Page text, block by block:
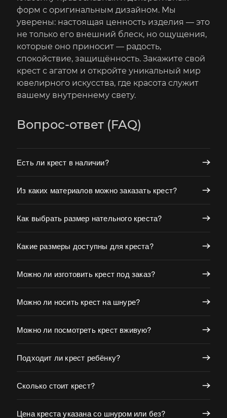
форм с оригинальным дизайном. Мы
уверены: настоящая ценность изделия — это
не только его внешний блеск, но ощущения,
которые оно приносит — радость,
спокойствие, защищённость. Закажите свой
крест с агатом и откройте уникальный мир
ювелирного искусства, где красота служит
вашему внутреннему свету.
Вопрос-ответ (FAQ)
Есть ли крест в наличии?
Из каких материалов можно заказать крест?
Как выбрать размер нательного креста?
Какие размеры доступны для креста?
Можно ли изготовить крест под заказ?
Можно ли носить крест на шнуре?
Можно ли посмотреть крест вживую?
Подходит ли крест ребёнку?
Сколько стоит крест?
Цена креста указана со шнуром или без?